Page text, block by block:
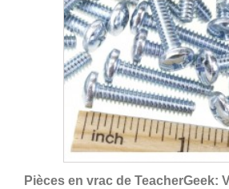
Pièces en vrac de TeacherGeek: